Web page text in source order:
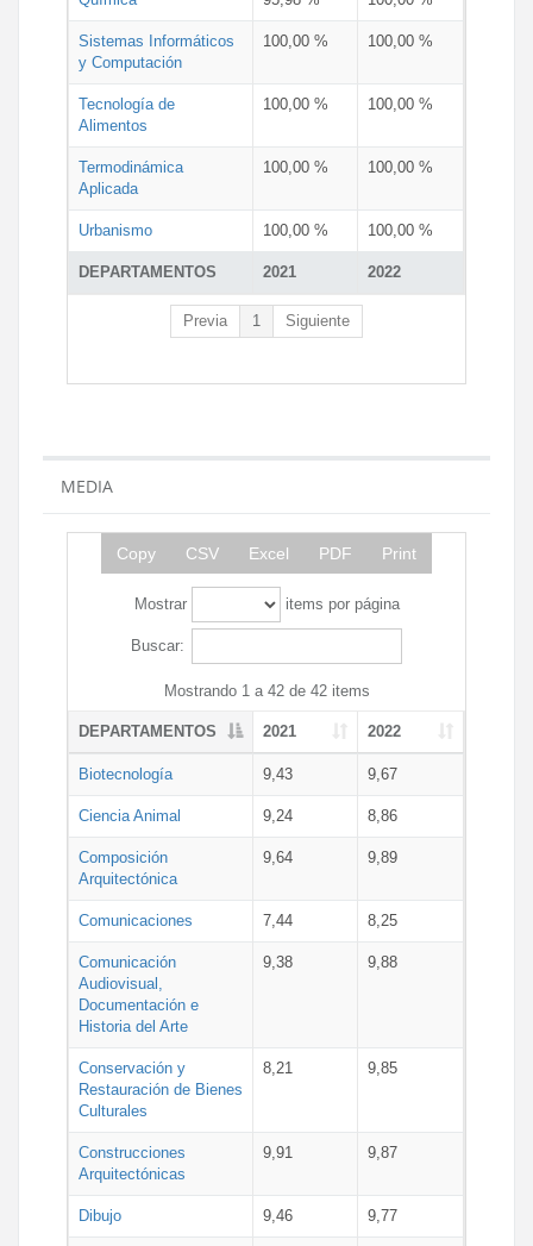
DEPARTAMENTOS 2021 2022
Sistemas Informáticos
y Computación
100,00 % 100,00 %
Tecnología de
Alimentos
100,00 % 100,00 %
Termodinámica
Aplicada
100,00 % 100,00 %
Urbanismo 100,00 % 100,00 %
Previa 1 Siguiente
MEDIA
Copy CSV Excel PDF Print
Mostrar items por página
Buscar:
Mostrando 1 a 42 de 42 items
DEPARTAMENTOS 2021 2022
Biotecnología 9,43 9,67
Ciencia Animal 9,24 8,86
Composición
Arquitectónica
9,64 9,89
Comunicaciones 7,44 8,25
Comunicación
Audiovisual,
Documentación e
Historia del Arte
9,38 9,88
Conservación y
Restauración de Bienes
Culturales
8,21 9,85
Construcciones
Arquitectónicas
9,91 9,87
Dibujo 9,46 9,77